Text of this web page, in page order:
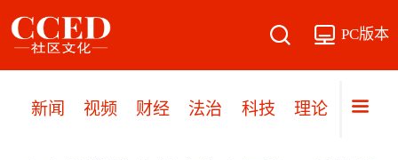
PC版本
新闻 视频 财经 法治 科技 理论 党建